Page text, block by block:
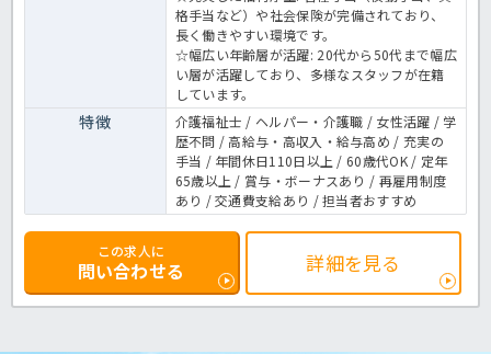
格手当など）や社会保険が完備されており、
長く働きやすい環境です。
☆幅広い年齢層が活躍: 20代から50代まで幅広
い層が活躍しており、多様なスタッフが在籍
しています。
特徴
介護福祉士 / ヘルパー・介護職 / 女性活躍 / 学
歴不問 / 高給与・高収入・給与高め / 充実の
手当 / 年間休日110日以上 / 60歳代OK / 定年
65歳以上 / 賞与・ボーナスあり / 再雇用制度
あり / 交通費支給あり / 担当者おすすめ
この求人に
問い合わせる 詳細を見る